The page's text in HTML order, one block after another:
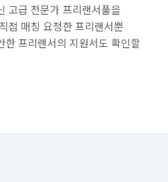
고급 전문가 프리랜서풀을
접 매칭 요청한 프리랜서뿐
한 프리랜서의 지원서도 확인할